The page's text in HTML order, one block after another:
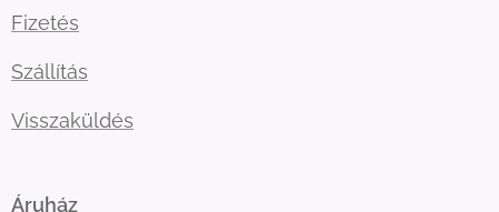
Fizetés
Szállítás
Visszaküldés
Áruház